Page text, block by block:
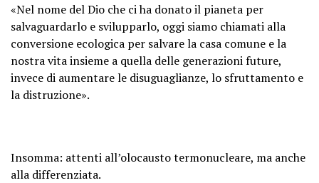
«Nel nome del Dio che ci ha donato il pianeta per
salvaguardarlo e svilupparlo, oggi siamo chiamati alla
conversione ecologica per salvare la casa comune e la
nostra vita insieme a quella delle generazioni future,
invece di aumentare le disuguaglianze, lo sfruttamento e
la distruzione».
Insomma: attenti all’olocausto termonucleare, ma anche
alla differenziata.